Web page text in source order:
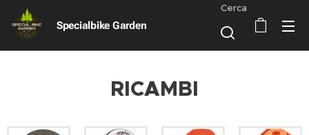
Specialbike Garden
Cerca
RICAMBI